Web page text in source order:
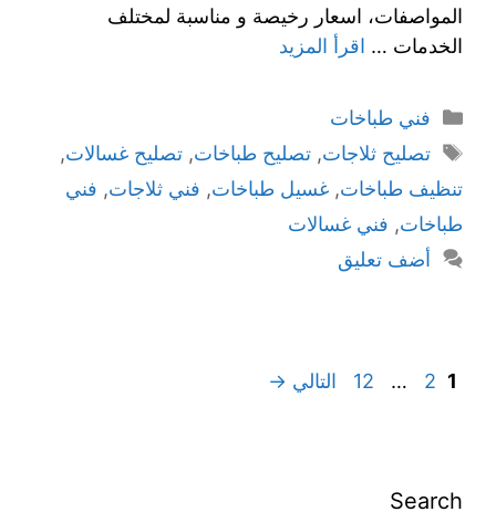
المواصفات، اسعار رخيصة و مناسبة لمختلف
الخدمات … اقرأ المزيد
فني طباخات
تصليح ثلاجات, تصليح طباخات, تصليح غسالات,
تنظيف طباخات, غسيل طباخات, فني ثلاجات, فني
طباخات, فني غسالات
أضف تعليق
1
2
…
12 التالي →
Search